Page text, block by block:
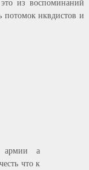
из воспоминаний
потомок нквдистов и
армии а
что к